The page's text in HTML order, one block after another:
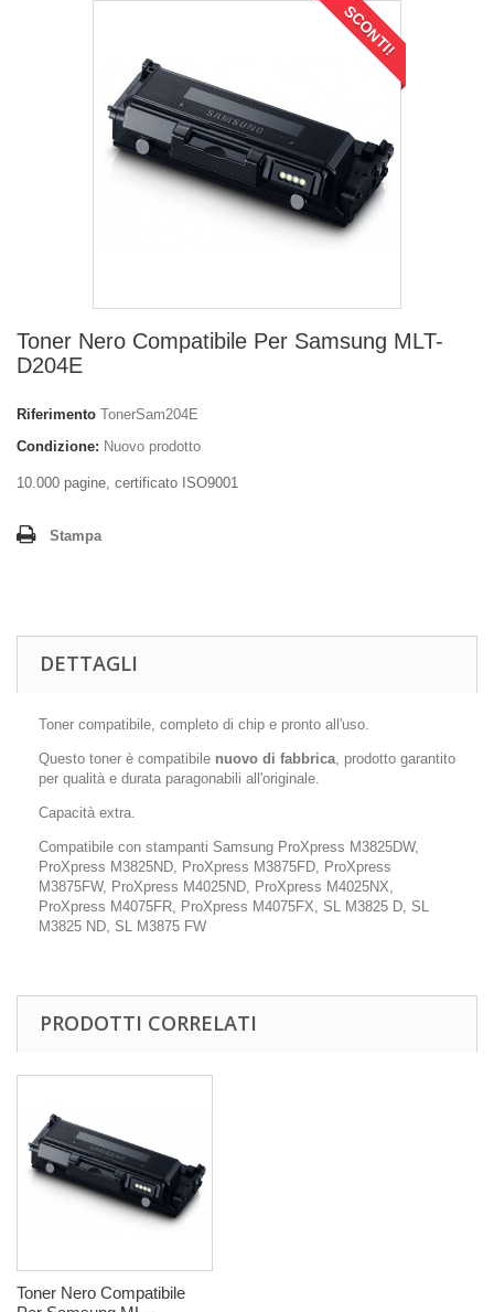
SCONTI!
Toner Nero Compatibile Per Samsung MLT-
D204E
Riferimento TonerSam204E
Condizione: Nuovo prodotto
10.000 pagine, certificato ISO9001
Stampa
DETTAGLI
Toner compatibile, completo di chip e pronto all'uso.
Questo toner è compatibile nuovo di fabbrica, prodotto garantito
per qualità e durata paragonabili all'originale.
Capacità extra.
Compatibile con stampanti Samsung ProXpress M3825DW,
ProXpress M3825ND, ProXpress M3875FD, ProXpress
M3875FW, ProXpress M4025ND, ProXpress M4025NX,
ProXpress M4075FR, ProXpress M4075FX, SL M3825 D, SL
M3825 ND, SL M3875 FW
PRODOTTI CORRELATI
Toner Nero Compatibile